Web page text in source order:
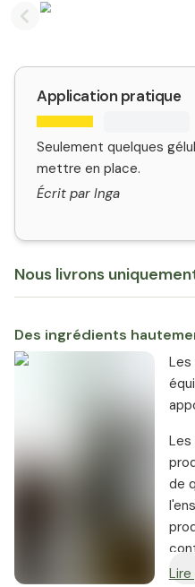
Previous slide
Application pratique
Seulement quelques
mettre en place.
Écrit par Inga
Nous livrons
Des ingrédients
Les
de
une
Lire